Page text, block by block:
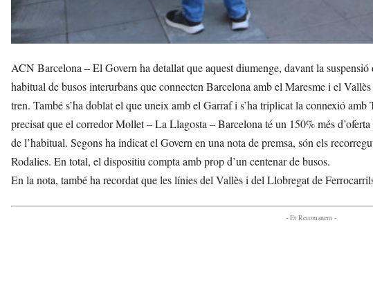
ACN Barcelona – El Govern ha detallat que aquest diumenge, davant la
habitual de busos interurbans que connecten Barcelona amb el Maresme i el
tren. També s’ha doblat el que uneix amb el Garraf i s’ha triplicat la connexió
precisat que el corredor Mollet – La Llagosta – Barcelona té un 150% més
de l’habitual. Segons ha indicat el Govern en una nota de premsa, són els
Rodalies. En total, el dispositiu compta amb prop d’un centenar de busos.
En la nota, també ha recordat que les línies del Vallès i del Llobregat de
- Et Recomanem -